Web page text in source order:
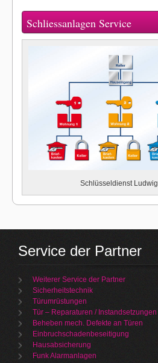
Schliessanlagen Service
Schlüsseldienst Ludwig
Service der Partner
Weiterer Service der Partner
Sicherheitstechnik
Türumrüstungen
Tür – Reparaturen / Instandsetzungen
Beheben mech. Defekte an Türen
Einbruchschadenbeseitigung
Hausabsicherung
Funk Alarmanlagen